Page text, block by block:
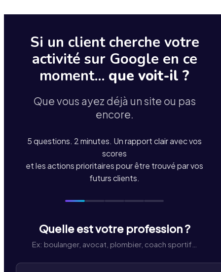
Si un client cherche votre
activité sur Google en ce
moment… que voit-il ?
Que vous ayez déjà un site ou pas
encore.
5 questions. 2 minutes. Un rapport clair avec vos
scores
et les actions prioritaires pour être trouvé par vos
futurs clients.
Quelle est votre profession ?
Ex: boulanger, avocat, plombier, coach sportif…